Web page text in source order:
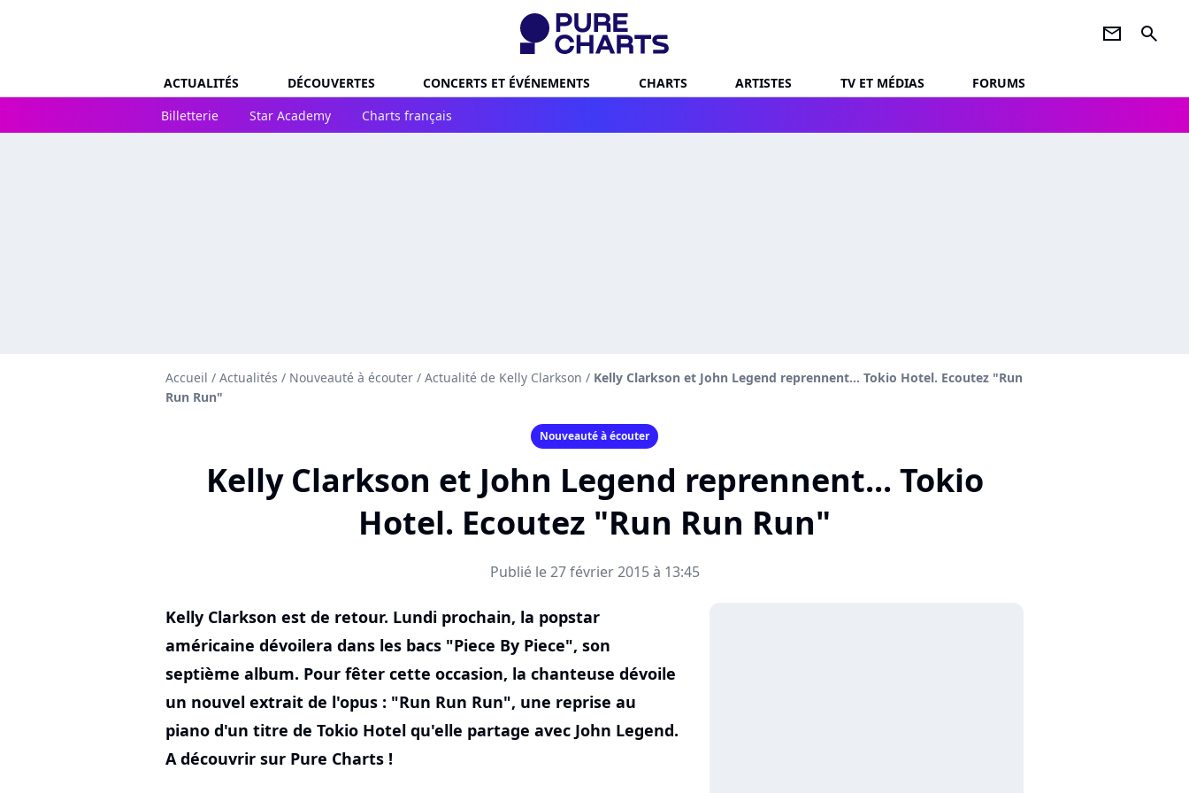
newsletter search
ACTUALITÉS DÉCOUVERTES CONCERTS ET ÉVÉNEMENTS CHARTS ARTISTES TV ET MÉDIAS
FORUMS
Billetterie
Star Academy Charts français
Accueil / Actualités / Nouveauté à écouter / Actualité de Kelly Clarkson / Kelly Clarkson et John Legend reprennent... Tokio Hotel. Ecoutez "Run
Run Run"
Nouveauté à écouter
Kelly Clarkson et John Legend reprennent... Tokio
Hotel. Ecoutez "Run Run Run"
Publié le 27 février 2015 à 13:45
Kelly Clarkson est de retour. Lundi prochain, la popstar
américaine dévoilera dans les bacs "Piece By Piece", son
septième album. Pour fêter cette occasion, la chanteuse dévoile
un nouvel extrait de l'opus : "Run Run Run", une reprise au
piano d'un titre de Tokio Hotel qu'elle partage avec John Legend.
A découvrir sur Pure Charts !